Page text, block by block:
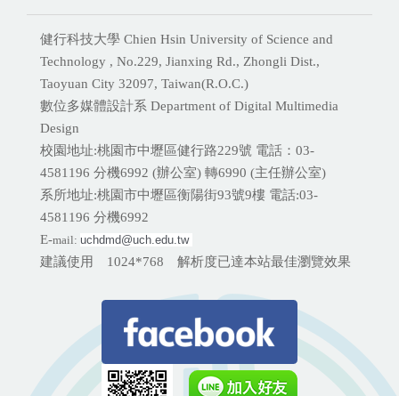
健行科技大學 Chien Hsin University of Science and
Technology , No.229, Jianxing Rd., Zhongli Dist.,
Taoyuan City 32097, Taiwan(R.O.C.)
數位多媒體設計系 Department of Digital Multimedia
Design
校園地址:桃園市中壢區健行路229號 電話：03-
4581196 分機6992 (辦公室) 轉6990 (主任辦公室)
系所地址:桃園市中壢區衡陽街93號9樓 電話:03-
4581196 分機6992
E-mail: uchdmd@uch.edu.tw
建議使用 1024*768 解析度已達本站最佳瀏覽效果